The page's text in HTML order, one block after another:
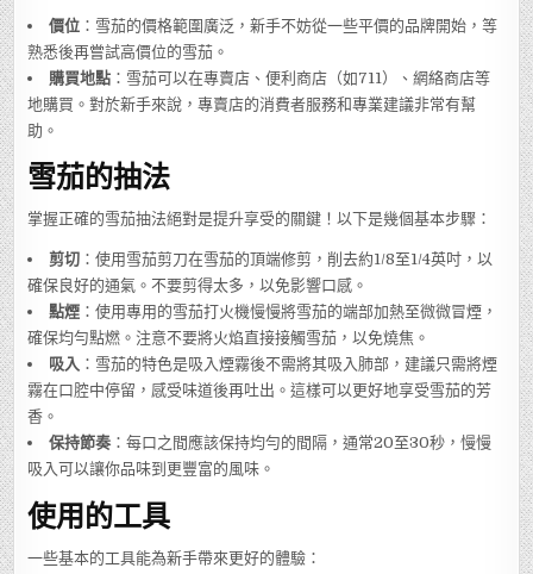
價位 ：雪茄的價格範圍廣泛，新手不妨從一些平價的品牌開始，等
熟悉後再嘗試高價位的雪茄。
購買地點 ：雪茄可以在專賣店、便利商店（如711）、網絡商店等
地購買。對於新手來說，專賣店的消費者服務和專業建議非常有幫
助。
雪茄的抽法
掌握正確的雪茄抽法絕對是提升享受的關鍵！以下是幾個基本步驟：
剪切 ：使用雪茄剪刀在雪茄的頂端修剪，削去約1/8至1/4英吋，以
確保良好的通氣。不要剪得太多，以免影響口感。
點煙 ：使用專用的雪茄打火機慢慢將雪茄的端部加熱至微微冒煙，
確保均勻點燃。注意不要將火焰直接接觸雪茄，以免燒焦。
吸入 ：雪茄的特色是吸入煙霧後不需將其吸入肺部，建議只需將煙
霧在口腔中停留，感受味道後再吐出。這樣可以更好地享受雪茄的芳
香。
保持節奏 ：每口之間應該保持均勻的間隔，通常20至30秒，慢慢
吸入可以讓你品味到更豐富的風味。
使用的工具
一些基本的工具能為新手帶來更好的體驗：